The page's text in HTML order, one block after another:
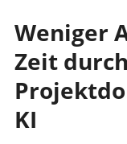
Weniger
Zeit
KI